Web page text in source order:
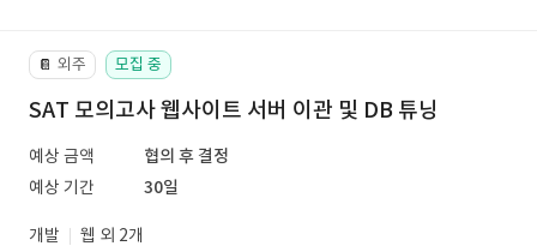
📔 외주 모집 중
SAT 모의고사 웹사이트 서버 이관 및 DB 튜닝
예상 금액
협의 후 결정
예상 기간
30일
개발
웹 외 2개